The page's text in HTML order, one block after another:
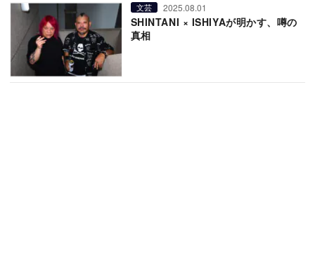
文芸 2025.08.01
SHINTANI × ISHIYAが明かす、噂の
真相